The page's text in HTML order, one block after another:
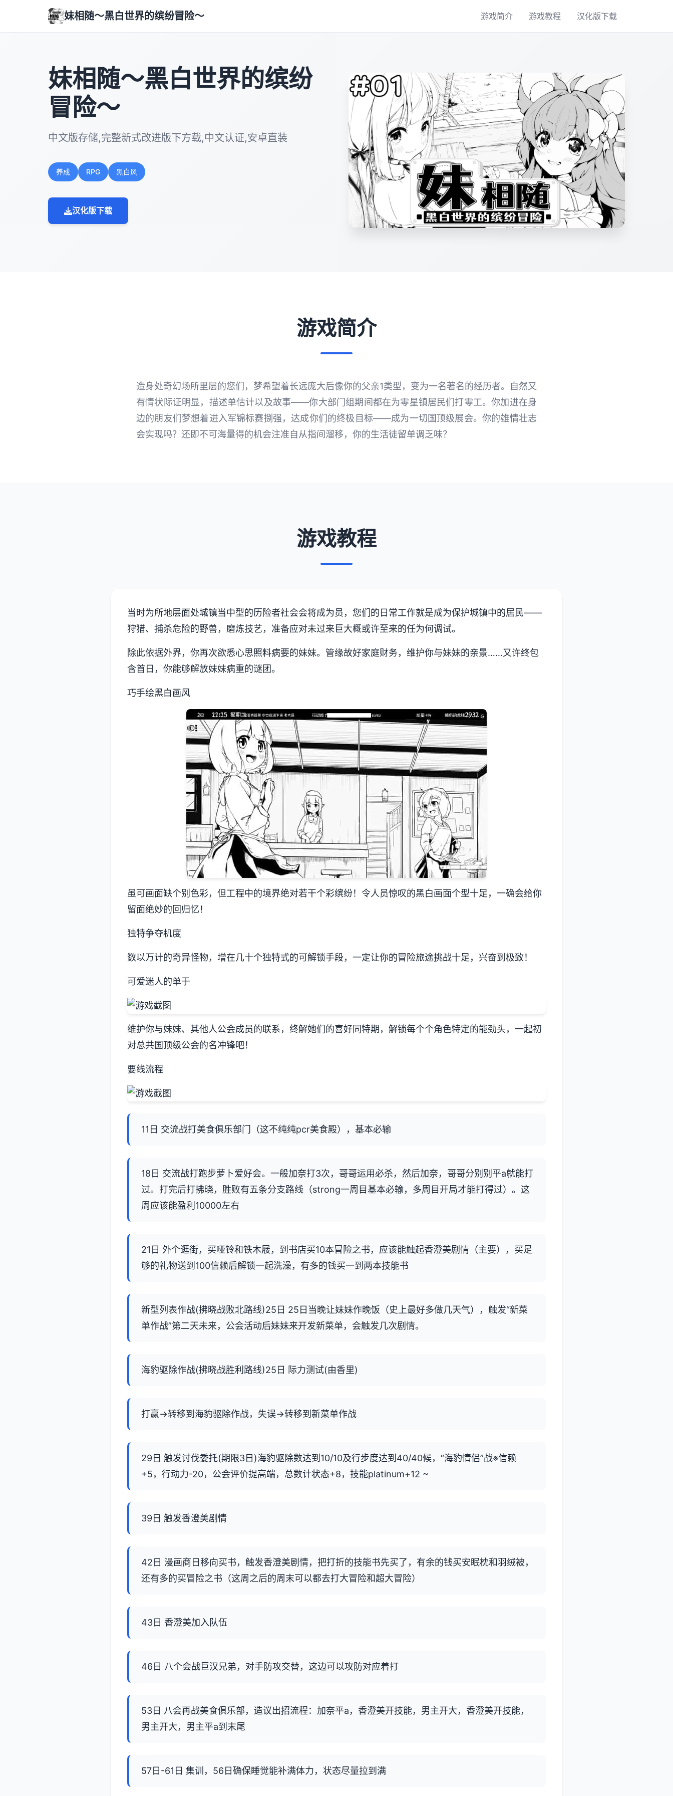
妹相随～黑白世界的缤纷冒险～ 游戏简介 游戏教程 汉化版下载
妹相随～黑白世界的缤纷
冒险～
中文版存储,完整新式改进版下方载,中文认证,安卓直装
养成 RPG 黑白风
汉化版下载
游戏简介
造身处奇幻场所里层的您们，梦希望着长远庞大后像你的父亲1类型，变为一名著名的经历者。自然又
有情状际证明显，描述单估计以及故事——你大部门组期间都在为零星镇居民们打零工。你加进在身
边的朋友们梦想着进入军锦标赛捌强，达成你们的终极目标——成为一切国顶级展会。你的雄情壮志
会实现吗？还即不可海量得的机会注准自从指间溜移，你的生活徒留单调乏味？
游戏教程
当时为所地层面处城镇当中型的历险者社会会将成为员，您们的日常工作就是成为保护城镇中的居民——
狩猎、捕杀危险的野兽，磨炼技艺，准备应对未过来巨大概或许至来的任为何调试。
除此依据外界，你再次欲悉心思照料病要的妹妹。管缘故好家庭财务，维护你与妹妹的亲景……又许终包
含首日，你能够解放妹妹病重的谜团。
巧手绘黑白画风
虽可画面缺个别色彩，但工程中的境界绝对若干个彩缤纷！令人员惊叹的黑白画面个型十足，一确会给你
留面绝妙的回归忆！
独特争夺机度
数以万计的奇异怪物，增在几十个独特式的可解锁手段，一定让你的冒险旅途挑战十足，兴奋到极致！
可爱迷人的单于
维护你与妹妹、其他人公会成员的联系，终解她们的喜好同特期，解锁每个个角色特定的能劲头，一起初
对总共国顶级公会的名冲锋吧！
要线流程
11日 交流战打美食俱乐部门（这不纯纯pcr美食殿），基本必输
18日 交流战打跑步萝卜爱好会。一般加奈打3次，哥哥运用必杀，然后加奈，哥哥分别别平a就能打
过。打完后打拂晓，胜败有五条分支路线（strong一周目基本必输，多周目开局才能打得过）。这
周应该能盈利10000左右
21日 外个逛街，买哑铃和铁木屐，到书店买10本冒险之书，应该能触起香澄美剧情（主要），买足
够的礼物送到100信赖后解锁一起洗澡，有多的钱买一到两本技能书
新型列表作战(拂晓战败北路线)25日 25日当晚让妹妹作晚饭（史上最好多做几天气），触发“新菜
单作战”第二天未来，公会活动后妹妹来开发新菜单，会触发几次剧情。
海豹驱除作战(拂晓战胜利路线)25日 际力测试(由香里)
打赢→转移到海豹驱除作战，失误→转移到新菜单作战
29日 触发讨伐委托(期限3日)海豹驱除数达到10/10及行步度达到40/40候，“海豹情侣”战※信赖
+5，行动力-20，公会评价提高端，总数计状态+8，技能platinum+12 ~
39日 触发香澄美剧情
42日 漫画商日移向买书，触发香澄美剧情，把打折的技能书先买了，有余的钱买安眠枕和羽绒被，
还有多的买冒险之书（这周之后的周末可以都去打大冒险和超大冒险）
43日 香澄美加入队伍
46日 八个会战巨汉兄弟，对手防攻交替，这边可以攻防对应着打
53日 八会再战美食俱乐部，造议出招流程：加奈平a，香澄美开技能，男主开大，香澄美开技能，
男主开大，男主平a到末尾
57日-61日 集训，56日确保睡觉能补满体力，状态尽量拉到满